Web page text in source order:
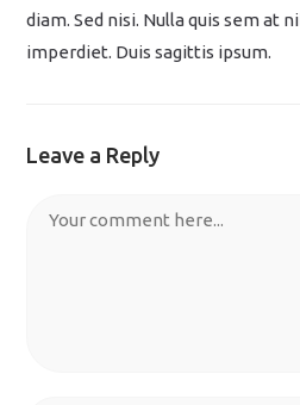
diam. Sed nisi. Nulla quis sem at
imperdiet. Duis sagittis ipsum.
Leave a Reply